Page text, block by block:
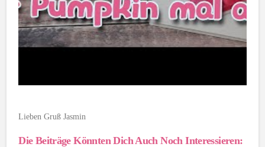
Lieben Gruß Jasmin
Die Beiträge Könnten Dich Auch Noch Interessieren: